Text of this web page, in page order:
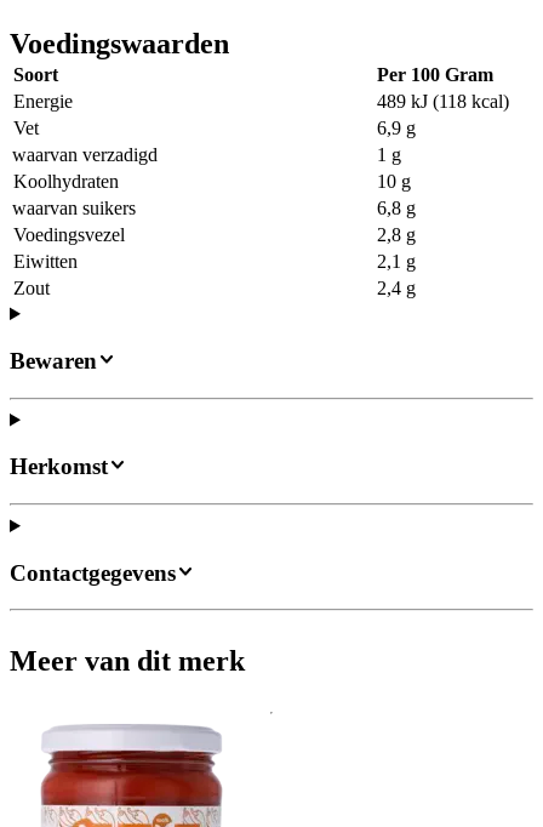
Voedingswaarden
Soort
Per 100 Gram
Energie
489 kJ (118 kcal)
Vet
6,9 g
waarvan verzadigd
1 g
Koolhydraten
10 g
waarvan suikers
6,8 g
Voedingsvezel
2,8 g
Eiwitten
2,1 g
Zout
2,4 g
Bewaren
Herkomst
Contactgegevens
Meer van dit merk